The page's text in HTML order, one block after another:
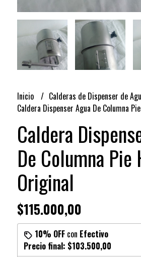
Inicio
Calderas de Dispenser de
Caldera Dispenser Agua De Columna
Caldera
De Columna Pie
Original
$115.000,00
10% OFFcon Efectivo
Precio final: $103.500,00